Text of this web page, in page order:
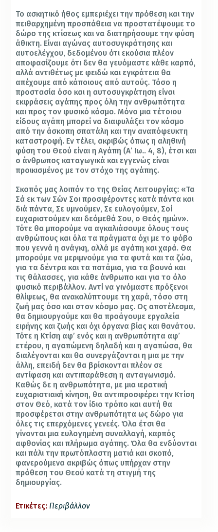
Το ασκητικό ήθος εμπεριέχει την πρόθεση και την
πειθαρχημένη προσπάθεια να προστατέψουμε το
δώρο της κτίσεως και να διατηρήσουμε την φύση
άθικτη. Είναι αγώνας αυτοσυγκράτησης και
αυτοελέγχου, δεδομένου ότι εκούσια πλέον
αποφασίζουμε ότι δεν θα γευόμαστε κάθε καρπό,
αλλά αντιθέτως με φειδώ και εγκράτεια θα
απέχουμε από κάποιους από αυτούς. Τόσο η
προστασία όσο και η αυτοσυγκράτηση είναι
εκφράσεις αγάπης προς όλη την ανθρωπότητα
και προς τον φυσικό κόσμο. Μόνο μια τέτοιου
είδους αγάπη μπορεί να διαφυλάξει τον κόσμο
από την άσκοπη σπατάλη και την αναπόφευκτη
καταστροφή. Εν τέλει, ακριβώς όπως η αληθινή
φύση του Θεού είναι η Αγάπη (Α’ Ιω.. 4, 8), έτσι και
ο άνθρωπος καταγωγικά και εγγενώς είναι
προικισμένος με τον στόχο της αγάπης.
Σκοπός μας λοιπόν το της Θείας Λειτουργίας: «Τα
Σά εκ των Σών Σοι προσφέροντες κατά πάντα και
διά πάντα, Σε υμνούμεν, Σε ευλογούμεν, Σοί
ευχαριστούμεν και δεόμεθά Σου, ο Θεός ημών».
Τότε θα μπορούμε να αγκαλιάσουμε όλους τους
ανθρώπους και όλα τα πράγματα όχι με το φόβο
που γεννά η ανάγκη, αλλά με αγάπη και χαρά. Θα
μπορούμε να μεριμνούμε για τα φυτά και τα ζώα,
για τα δέντρα και τα ποτάμια, για τα βουνά και
τις θάλασσες, για κάθε άνθρωπο και για το όλο
φυσικό περιβάλλον. Αντί να γινόμαστε πρόξενοι
θλίψεως, θα ανακαλύπτουμε τη χαρά, τόσο στη
ζωή μας όσο και στον κόσμο μας. Ως αποτέλεσμα,
θα δημιουργούμε και θα προάγουμε εργαλεία
ειρήνης και ζωής και όχι όργανα βίας και θανάτου.
Τότε η Κτίση αφ’ ενός και η ανθρωπότητα αφ’
ετέρου, η αγαπώμενη δηλαδή και η αγαπώσα, θα
διαλέγονται και θα συνεργάζονται η μια με την
άλλη, επειδή δεν θα βρίσκονται πλέον σε
αντίφαση και αντιπαράθεση η ανταγωνισμό.
Καθώς δε η ανθρωπότητα, με μια ιερατική
ευχαριστιακή κίνηση, θα αντιπροσφέρει την Κτίση
στον Θεό, κατά τον ίδιο τρόπο και αυτή θα
προσφέρεται στην ανθρωπότητα ως δώρο για
όλες τις επερχόμενες γενεές. Όλα έτσι θα
γίνονται μια ευλογημένη συναλλαγή, καρπός
αφθονίας και πλήρωμα αγάπης. Όλα θα ενδύονται
και πάλι την πρωτόπλαστη ματιά και σκοπό,
φανερούμενα ακριβώς όπως υπήρχαν στην
πρόθεση του Θεού κατά τη στιγμή της
δημιουργίας.
Ετικέτες: Περιβάλλον